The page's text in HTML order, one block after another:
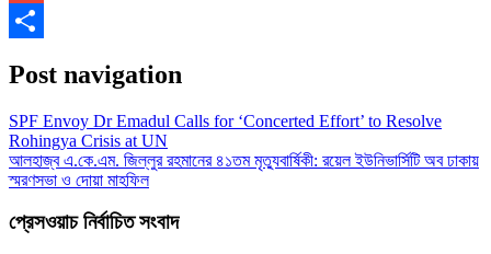
Gmail
Post navigation
SPF Envoy Dr Emadul Calls for ‘Concerted Effort’ to Resolve
Rohingya Crisis at UN
আলহাজ্ব এ.কে.এম. জিল্লুর রহমানের ৪১তম মৃত্যুবার্ষিকী: রয়েল ইউনিভার্সিটি অব ঢাকায়
স্মরণসভা ও দোয়া মাহফিল
প্রেসওয়াচ নির্বাচিত সংবাদ